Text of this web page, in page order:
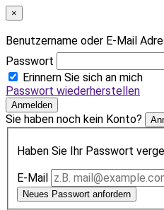
×
Benutzername oder E-Mail
Passwort
Erinnern Sie sich an mich
Passwort wiederherstellen
Anmelden
Sie haben noch kein Konto?
Haben Sie Ihr Passwort
E-Mail
Neues Passwort anfordern